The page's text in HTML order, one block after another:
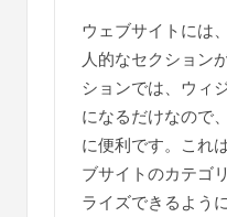
ウェブサイトには
人的なセクション
ションでは、ウィ
になるだけなので
に便利です。これ
ブサイトのカテゴ
ライズできるよう